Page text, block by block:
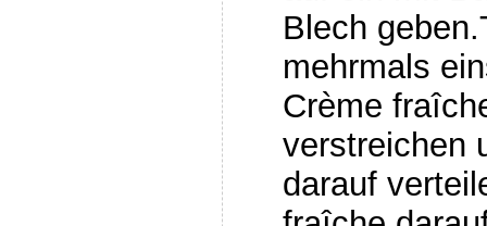
Blech
mehrmals
Crème
verstreichen
darauf